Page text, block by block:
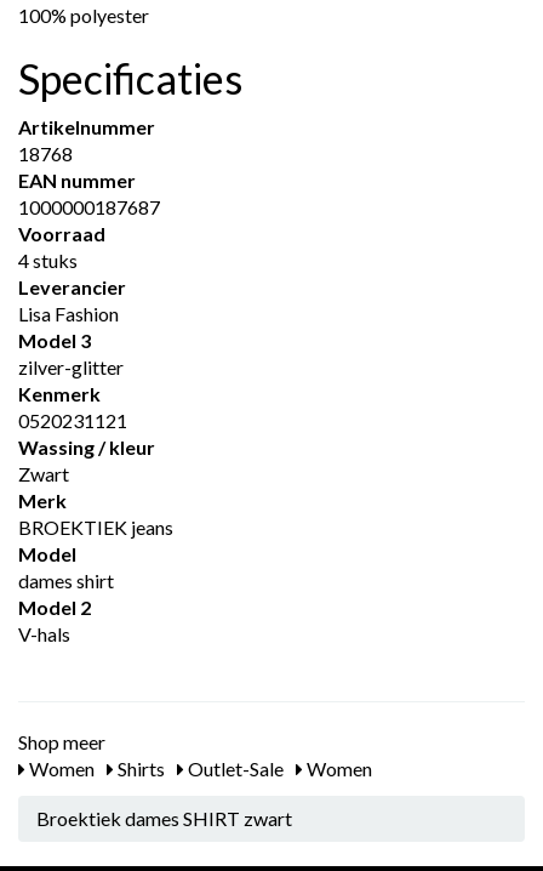
100% polyester
Specificaties
Artikelnummer
18768
EAN nummer
1000000187687
Voorraad
4 stuks
Leverancier
Lisa Fashion
Model 3
zilver-glitter
Kenmerk
0520231121
Wassing / kleur
Zwart
Merk
BROEKTIEK jeans
Model
dames shirt
Model 2
V-hals
Shop meer
Women
Shirts Outlet-Sale Women
Broektiek dames SHIRT zwart